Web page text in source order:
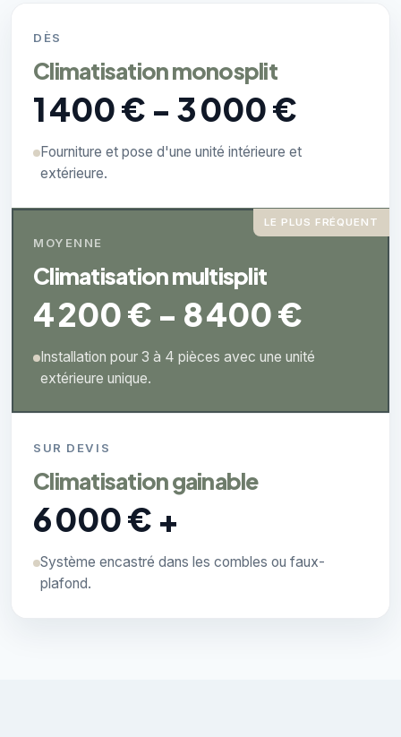
DÈS
Climatisation monosplit
1 400 € - 3 000 €
Fourniture et pose d'une unité intérieure et
extérieure.
LE PLUS FRÉQUENT
MOYENNE
Climatisation multisplit
4 200 € - 8 400 €
Installation pour 3 à 4 pièces avec une unité
extérieure unique.
SUR DEVIS
Climatisation gainable
6 000 € +
Système encastré dans les combles ou faux-
plafond.